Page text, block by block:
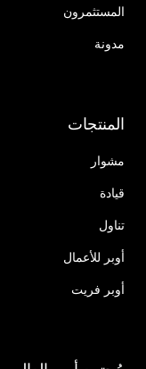
المستثمرون
مدونة
المنتجات
مشوار
قيادة
تناول
أوبر للأعمال
أوبر فريت